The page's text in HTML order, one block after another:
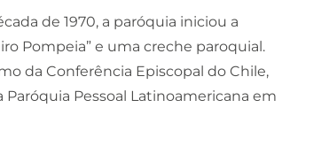
de 1970, a paróquia iniciou a
Pompeia” e uma creche paroquial.
da Conferência Episcopal do Chile,
Pessoal Latinoamericana em